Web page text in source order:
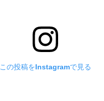
この投稿をInstagramで見る